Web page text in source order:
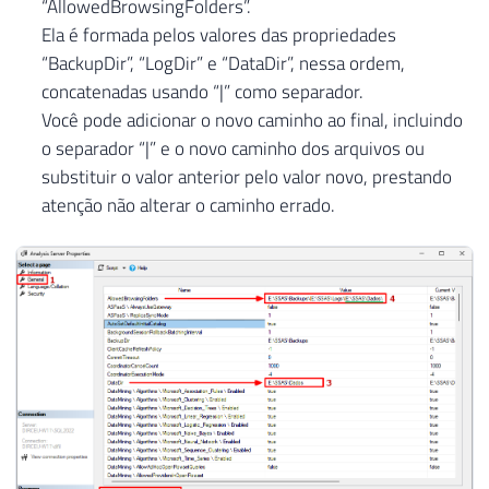
“AllowedBrowsingFolders”.
Ela é formada pelos valores das propriedades
“BackupDir”, “LogDir” e “DataDir”, nessa ordem,
concatenadas usando “|” como separador.
Você pode adicionar o novo caminho ao final, incluindo
o separador “|” e o novo caminho dos arquivos ou
substituir o valor anterior pelo valor novo, prestando
atenção não alterar o caminho errado.